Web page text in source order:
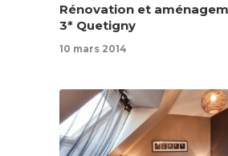
Rénovation et
3* Quetigny
10 mars 2014